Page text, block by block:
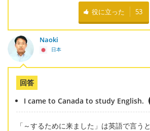
役に立った 53
Naoki
日本
回答
I came to Canada to study English.
「～するために来ました」は英語で言うと